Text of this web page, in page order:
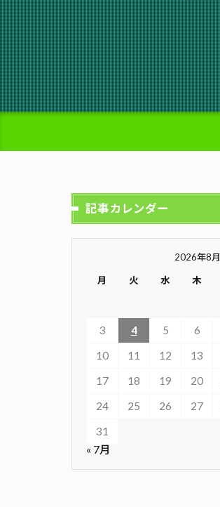
記事カレンダー
2026年8月
月 火 水 木
3
4 5 6
10
11 12 13
17
18 19 20
24
25 26 27
31
« 7月